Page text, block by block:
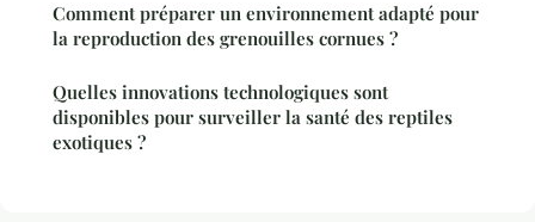
Comment préparer un environnement adapté pour
la reproduction des grenouilles cornues ?
Quelles innovations technologiques sont
disponibles pour surveiller la santé des reptiles
exotiques ?